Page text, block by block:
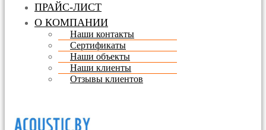
ПРАЙС-ЛИСТ
О КОМПАНИИ
Наши контакты
Сертификаты
Наши объекты
Наши клиенты
Отзывы клиентов